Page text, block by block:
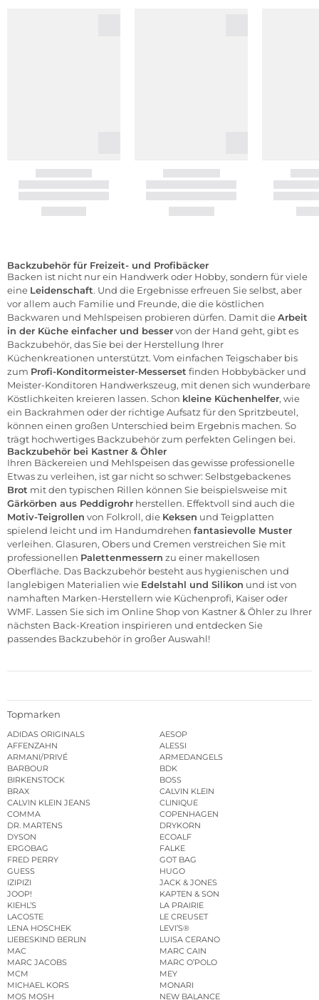
Backzubehör für Freizeit- und Profibäcker
Backen ist nicht nur ein Handwerk oder Hobby, sondern für viele
eine Leidenschaft. Und die Ergebnisse erfreuen Sie selbst, aber
vor allem auch Familie und Freunde, die die köstlichen
Backwaren und Mehlspeisen probieren dürfen. Damit dieArbeit
in der Küche einfacher und besservon der Hand geht, gibt es
Backzubehör, das Sie bei der Herstellung Ihrer
Küchenkreationen unterstützt. Vom einfachen Teigschaber bis
zum Profi-Konditormeister-Messerset finden Hobbybäcker und
Meister-Konditoren Handwerkszeug, mit denen sich wunderbare
Köstlichkeiten kreieren lassen. Schon kleine Küchenhelfer, wie
ein Backrahmen oder der richtige Aufsatz für den Spritzbeutel,
können einen großen Unterschied beim Ergebnis machen. So
trägt hochwertiges Backzubehör zum perfekten Gelingen bei.
Backzubehör bei Kastner & Öhler
Ihren Bäckereien und Mehlspeisen das gewisse professionelle
Etwas zu verleihen, ist gar nicht so schwer: Selbstgebackenes
Brot mit den typischen Rillen können Sie beispielsweise mit
Gärkörben aus Peddigrohr herstellen. Effektvoll sind auch die
Motiv-Teigrollen von Folkroll, die Keksen und Teigplatten
spielend leicht und im Handumdrehen fantasievolle Muster
verleihen. Glasuren, Obers und Cremen verstreichen Sie mit
professionellen Palettenmessern zu einer makellosen
Oberfläche. Das Backzubehör besteht aus hygienischen und
langlebigen Materialien wie Edelstahl und Silikon und ist von
namhaften Marken-Herstellern wie Küchenprofi, Kaiseroder
WMF. Lassen Sie sich im Online Shopvon Kastner & Öhler zu Ihrer
nächsten Back-Kreation inspirieren und entdecken Sie
passendes Backzubehör in großer Auswahl!
Topmarken
ADIDAS ORIGINALS
AESOP
AFFENZAHN
ALESSI
ARMANI/PRIVÉ
ARMEDANGELS
BARBOUR
BDK
BIRKENSTOCK
BOSS
BRAX
CALVIN KLEIN
CALVIN KLEIN JEANS
CLINIQUE
COMMA
COPENHAGEN
DR. MARTENS
DRYKORN
DYSON
ECOALF
ERGOBAG
FALKE
FRED PERRY
GOT BAG
GUESS
HUGO
IZIPIZI
JACK & JONES
JOOP!
KAPTEN & SON
KIEHL’S
LA PRAIRIE
LACOSTE
LE CREUSET
LENA HOSCHEK
LEVI’S®
LIEBESKIND BERLIN
LUISA CERANO
MAC
MARC CAIN
MARC JACOBS
MARC O’POLO
MCM
MEY
MICHAEL KORS
MONARI
MOS MOSH
NEW BALANCE